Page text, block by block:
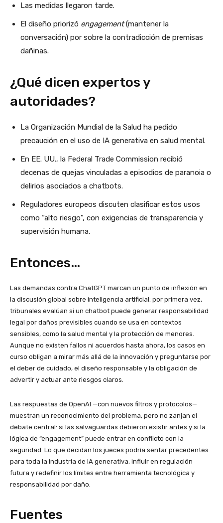
Las medidas llegaron tarde.
El diseño priorizó engagement(mantener la
conversación) por sobre la contradicción de premisas
dañinas.
¿Qué dicen expertos y
autoridades?
La Organización Mundial de la Salud ha pedido
precaución en el uso de IA generativa en salud mental.
En EE. UU., la Federal Trade Commission recibió
decenas de quejas vinculadas a episodios de paranoia o
delirios asociados a chatbots.
Reguladores europeos discuten clasificar estos usos
como “alto riesgo”, con exigencias de transparencia y
supervisión humana.
Entonces…
Las demandas contra ChatGPT marcan un punto de inflexión en
la discusión global sobre inteligencia artificial: por primera vez,
tribunales evalúan si un chatbot puede generar responsabilidad
legal por daños previsibles cuando se usa en contextos
sensibles, como la salud mental y la protección de menores.
Aunque no existen fallos ni acuerdos hasta ahora, los casos en
curso obligan a mirar más allá de la innovación y preguntarse por
el deber de cuidado, el diseño responsable y la obligación de
advertir y actuar ante riesgos claros.
Las respuestas de OpenAI —con nuevos filtros y protocolos—
muestran un reconocimiento del problema, pero no zanjan el
debate central: si las salvaguardas debieron existir antes y si la
lógica de “engagement” puede entrar en conflicto con la
seguridad. Lo que decidan los jueces podría sentar precedentes
para toda la industria de IA generativa, influir en regulación
futura y redefinir los límites entre herramienta tecnológica y
responsabilidad por daño.
Fuentes